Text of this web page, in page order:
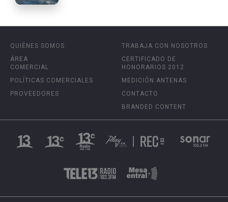
QUIÉNES SOMOS
ÁREA
COMERCIAL
POLÍTICAS COMERCIALES
PROVEEDORES
TRABAJA CON NOSOTROS
CERTIFICADO DE
HONORARIOS 2012
MEDICIÓN ANTENAS
CONTACTO
BRANDED CONTENT